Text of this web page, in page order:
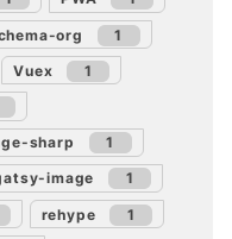
org 1
Vuex 1
sharp 1
image 1
rehype 1